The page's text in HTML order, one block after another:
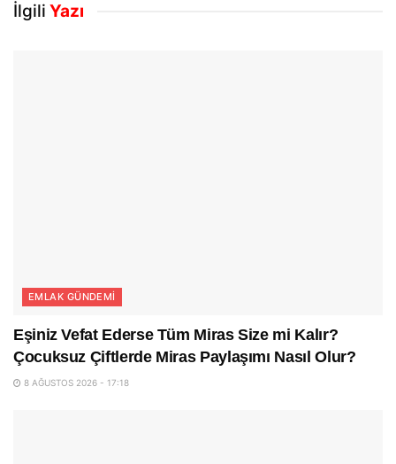
İlgili Yazı
EMLAK GÜNDEMI
Eşiniz Vefat Ederse Tüm Miras Size mi Kalır?
Çocuksuz Çiftlerde Miras Paylaşımı Nasıl Olur?
8 AĞUSTOS 2026 - 17:18